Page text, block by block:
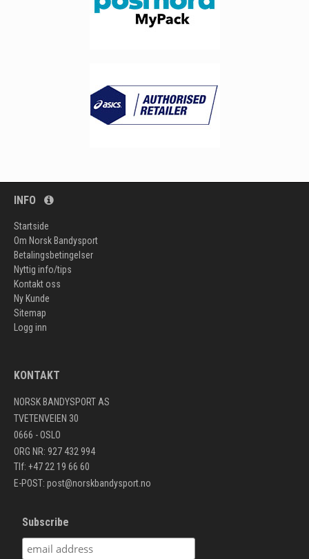
INFO
Startside
Om Norsk Bandysport
Betalingsbetingelser
Nyttig info/tips
Kontakt oss
Ny Kunde
Sitemap
Logg inn
KONTAKT
NORSK BANDYSPORT AS
TVETENVEIEN 30
0666 - OSLO
ORG NR: 927 432 994
Tlf: +47 22 19 66 60
E-POST: post@norskbandysport.no
Subscribe